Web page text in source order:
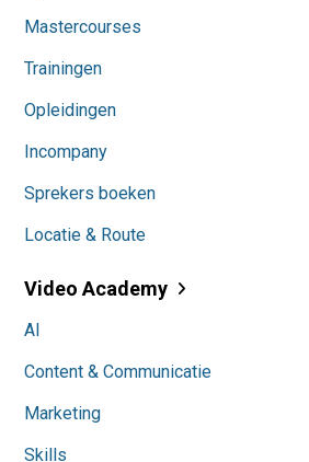
Mastercourses
Trainingen
Opleidingen
Incompany
Sprekers boeken
Locatie & Route
Video Academy
AI
Content & Communicatie
Marketing
Skills